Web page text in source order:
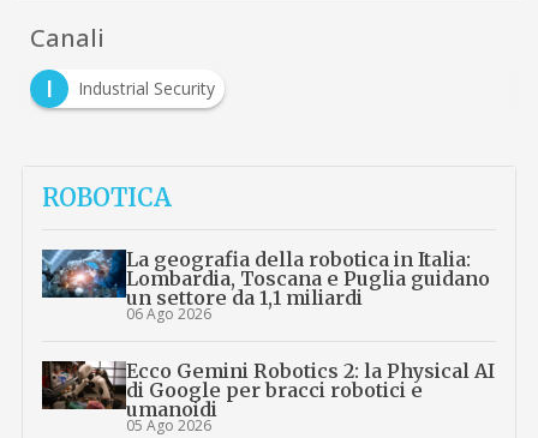
Canali
I
Industrial Security
ROBOTICA
La geografia della robotica in Italia:
Lombardia, Toscana e Puglia guidano
un settore da 1,1 miliardi
06 Ago 2026
Ecco Gemini Robotics 2: la Physical AI
di Google per bracci robotici e
umanoidi
05 Ago 2026